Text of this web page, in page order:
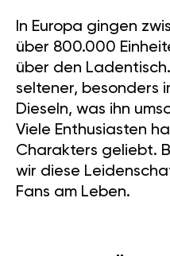
In Europa gingen
über 800.000
über den
seltener, besonders
Dieseln, was ihn
Viele Enthusiasten
Charakters geliebt.
wir diese
Fans am Leben.